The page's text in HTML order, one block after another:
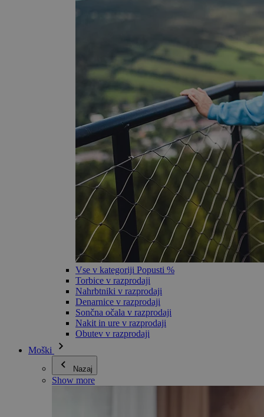
Vse v kategoriji Popusti %
Torbice v razprodaji
Nahrbtniki v razprodaji
Denarnice v razprodaji
Sončna očala v razprodaji
Nakit in ure v razprodaji
Obutev v razprodaji
Moški
Nazaj
Show more